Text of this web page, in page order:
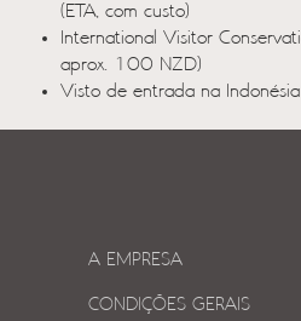
(ETA, com custo)
International Visitor
aprox. 100 NZD)
Visto de entrada na Indonésia
A EMPRESA
CONDIÇÕES GERAIS